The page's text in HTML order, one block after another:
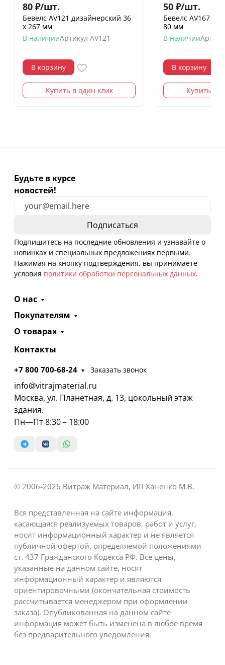
80 ₽/шт.
Бевелс AV121 дизайнерский 36
х 267 мм
В наличииАртикул AV121
В корзину
Купить в один клик
50 ₽/шт.
Бевелс AV167
80 мм
В наличии
В корзину
Купить в
Будьте в курсе
новостей!
Подпишитесь на последние обновления и узнавайте о
новинках и специальных предложениях первыми.
Нажимая на кнопку подтверждения, вы принимаете
условия политики обработки персональных данных.
О нас
Покупателям
О товарах
Контакты
+7 800 700-68-24 Заказать звонок
info@vitrajmaterial.ru
Москва, ул. Планетная, д. 13, цокольный этаж
здания.
Пн—Пт 8:30 – 18:00
© 2006-2026 Витраж Материал, ИП Ханенко М.В.
Вся представленная на сайте информация,
касающаяся реализуемых товаров, работ и услуг,
носит информационный характер и не является
публичной офертой, определяемой положениями
ст. 437 Гражданского Кодекса РФ. Все цены,
указанные на данном сайте, носят
информационный характер и являются
ориентировочными (окончательная стоимость
рассчитывается менеджером при оформлении
заказа). Опубликованная на данном сайте
информация может быть изменена в любое время
без предварительного уведомления.